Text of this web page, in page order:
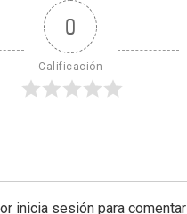
0
Calificación
inicia sesión para comentar